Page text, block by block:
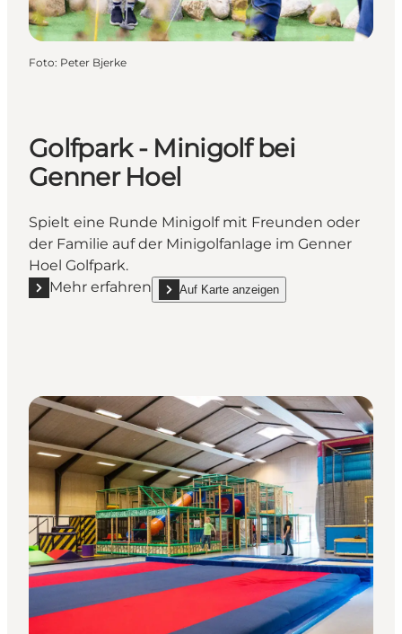
Foto: Peter Bjerke
Golfpark - Minigolf bei
Genner Hoel
Spielt eine Runde Minigolf mit Freunden oder
der Familie auf der Minigolfanlage im Genner
Hoel Golfpark.
Mehr erfahren
Mehr erfahren "Golfpark - Minigolf bei Genner Hoel"
Auf Karte anzeigen
show Golfpark - Minigolf bei Genner Hoel